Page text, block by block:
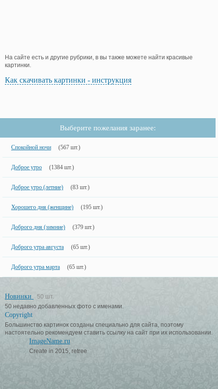
На сайте есть и другие рубрики, в вы также можете найти красивые
картинки.
Как скачивать картинки - инструкция
Выберите пожелания заранее:
Спокойной ночи (567 шт.)
Доброе утро (1384 шт.)
Доброе утро (летние) (83 шт.)
Хорошего дня (женщине) (195 шт.)
Доброго дня (зимние) (379 шт.)
Доброго утра августа (65 шт.)
Доброго утра марта (65 шт.)
Новинки
50 шт.
50 недавно добавленных фото с именами.
Copyright
Большинство картинок созданы специально для сайта, поэтому
настоятельно рекомендуем ставить ссылку на сайт при их использовании.
ImageName.ru
Create in 2015, retree